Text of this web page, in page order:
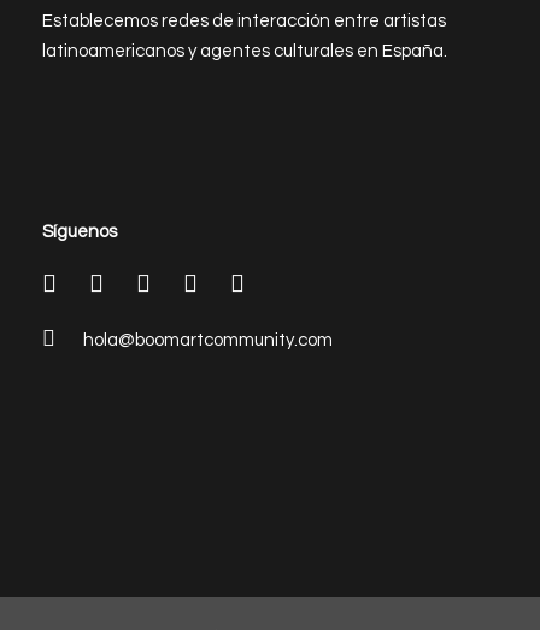
Establecemos redes de interacción entre artistas
latinoamericanos y agentes culturales en España.
Síguenos
hola@boomartcommunity.com